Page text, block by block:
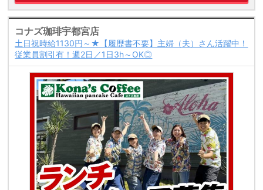
コナズ珈琲宇都宮店
土日祝時給1130円～★【履歴書不要】主婦（夫）さん活躍中！
従業員割引有！週2日／1日3h～OK◎